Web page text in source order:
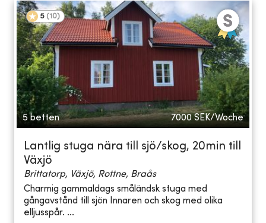
5 (10)
5 betten 7000 SEK/Woche
Lantlig stuga nära till sjö/skog, 20min till
Växjö
Brittatorp, Växjö, Rottne, Braås
Charmig gammaldags småländsk stuga med
gångavstånd till sjön Innaren och skog med olika
elljusspår. ...